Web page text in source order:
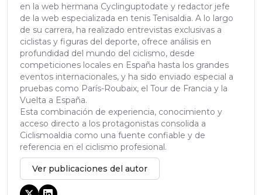
en la web hermana Cyclinguptodate y redactor jefe
de la web especializada en tenis Tenisaldia. A lo largo
de su carrera, ha realizado entrevistas exclusivas a
ciclistas y figuras del deporte, ofrece análisis en
profundidad del mundo del ciclismo, desde
competiciones locales en España hasta los grandes
eventos internacionales, y ha sido enviado especial a
pruebas como París-Roubaix, el Tour de Francia y la
Vuelta a España.
Esta combinación de experiencia, conocimiento y
acceso directo a los protagonistas consolida a
Ciclismoaldia como una fuente confiable y de
referencia en el ciclismo profesional.
Ver publicaciones del autor